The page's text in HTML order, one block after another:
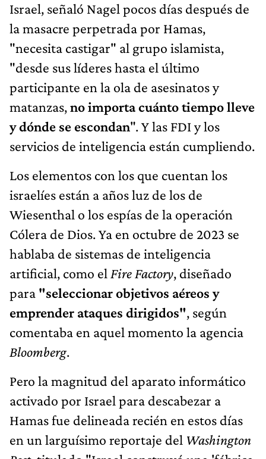
Israel, señaló Nagel pocos días después de
la masacre perpetrada por Hamas,
"necesita castigar" al grupo islamista,
"desde sus líderes hasta el último
participante en la ola de asesinatos y
matanzas,no importa cuánto tiempo lleve
y dónde se escondan". Y las FDI y los
servicios de inteligencia están cumpliendo.
Los elementos con los que cuentan los
israelíes están a años luz de los de
Wiesenthal o los espías de la operación
Cólera de Dios. Ya en octubre de 2023 se
hablaba de sistemas de inteligencia
artificial, como el Fire Factory, diseñado
para "seleccionar objetivos aéreos y
emprender ataques dirigidos", según
comentaba en aquel momento la agencia
Bloomberg.
Pero la magnitud del aparato informático
activado por Israel para descabezar a
Hamas fue delineada recién en estos días
en un larguísimo reportaje del Washington